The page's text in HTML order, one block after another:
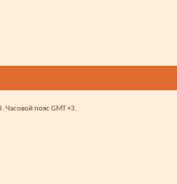
. Часовой пояс GMT +3.